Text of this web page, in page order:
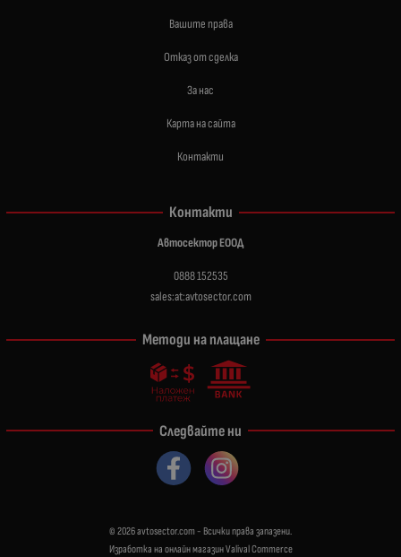
Вашите права
Отказ от сделка
За нас
Карта на сайта
Контакти
Контакти
Автосектор ЕООД
0888 152535
sales:at:avtosector.com
Методи на плащане
Следвайте ни
© 2026avtosector.com - Всички права запазени.
Изработка на онлайн магазинValival Commerce